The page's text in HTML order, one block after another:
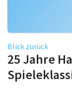
Blick zurück
25 Jahre